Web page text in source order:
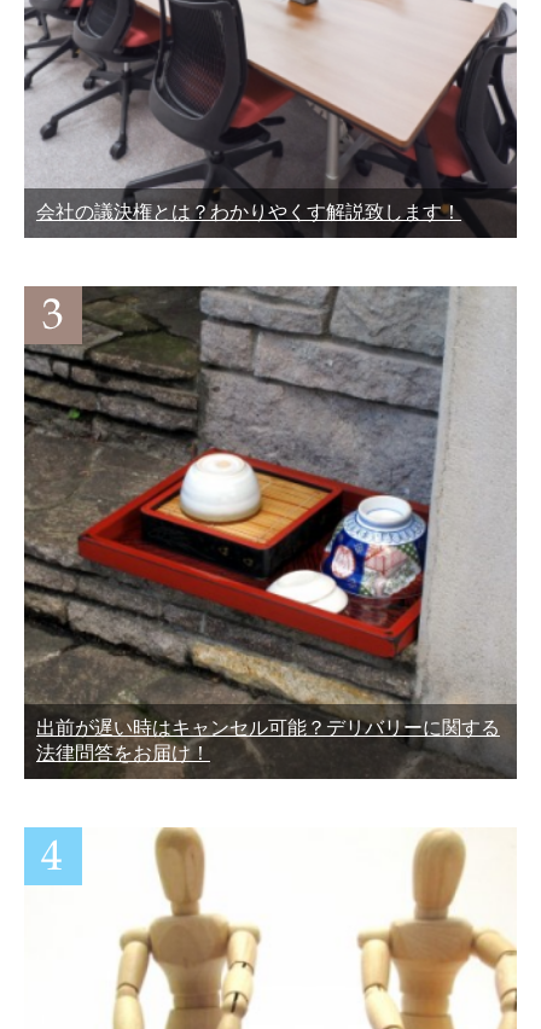
会社の議決権とは？わかりやくす解説致します！
出前が遅い時はキャンセル可能？デリバリーに関する
法律問答をお届け！